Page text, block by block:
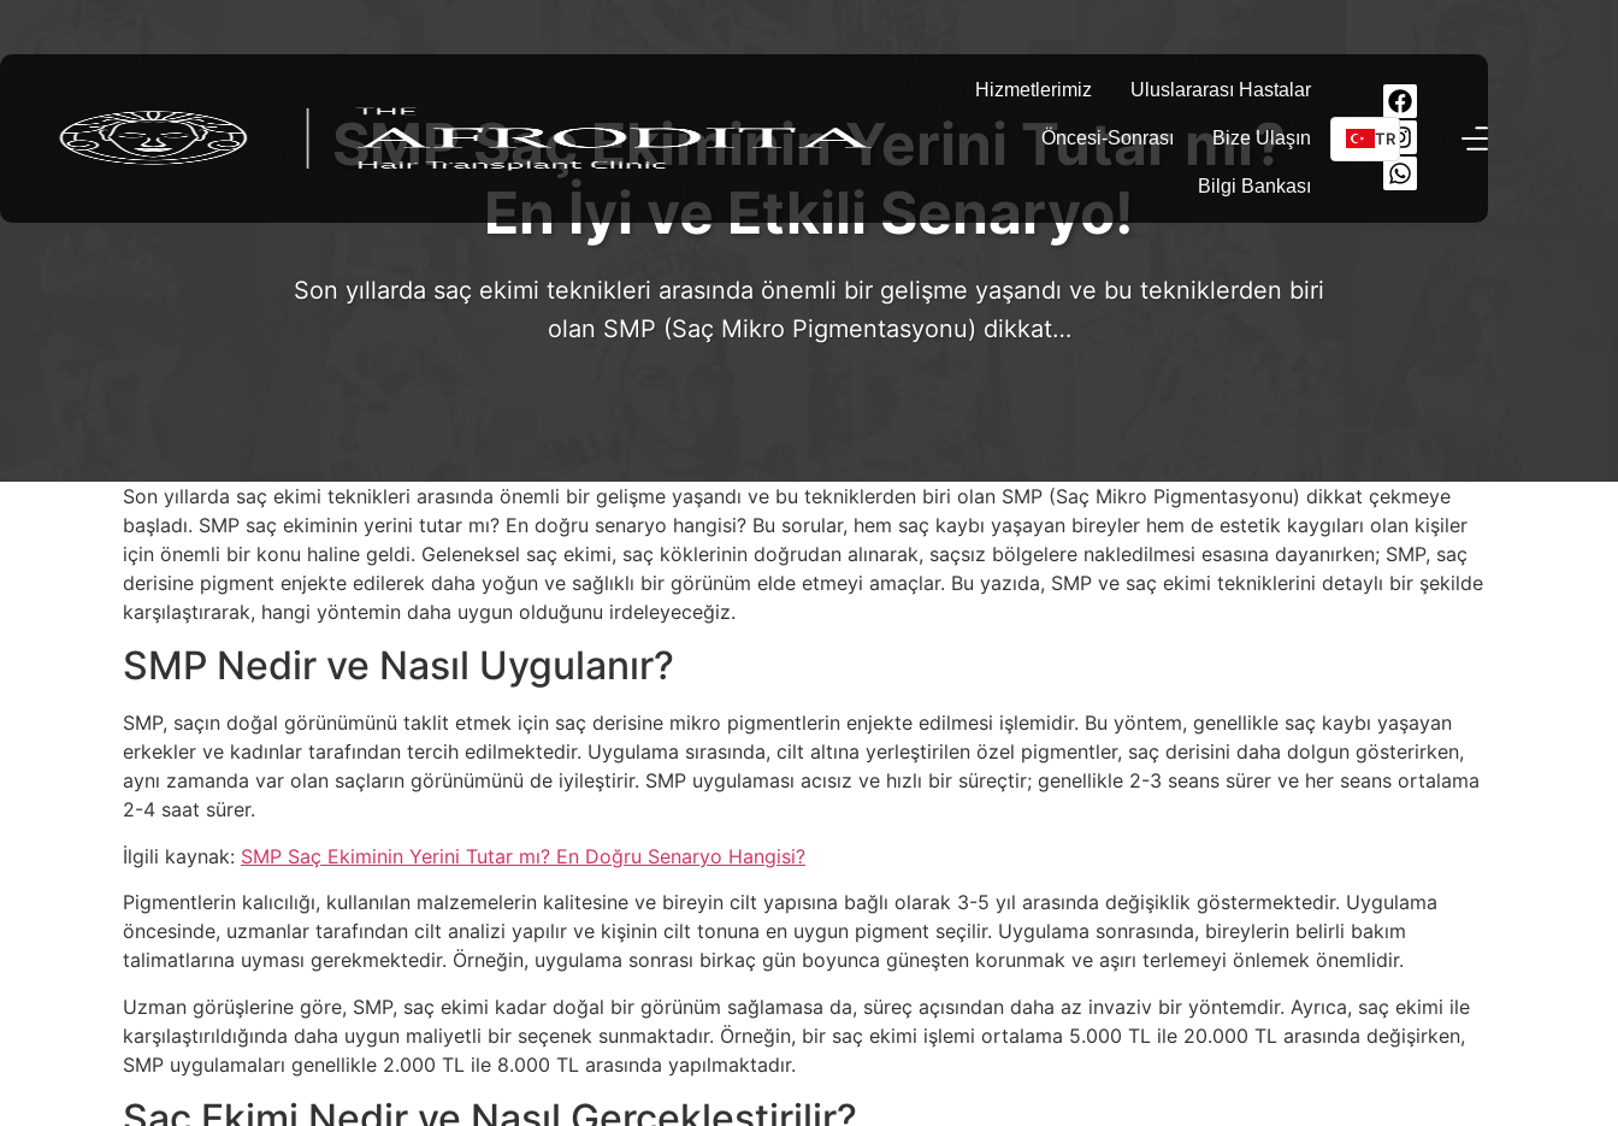
Hizmetlerimiz Uluslararası Hastalar
Öncesi-Sonrası Bize Ulaşın
Bilgi Bankası
TR
SMP Saç Ekiminin Yerini Tutar mı?
En İyi ve Etkili Senaryo!
Son yıllarda saç ekimi teknikleri arasında önemli bir gelişme yaşandı ve bu tekniklerden biri
olan SMP (Saç Mikro Pigmentasyonu) dikkat…
Son yıllarda saç ekimi teknikleri arasında önemli bir gelişme yaşandı ve bu tekniklerden biri olan SMP (Saç Mikro Pigmentasyonu) dikkat çekmeye
başladı. SMP saç ekiminin yerini tutar mı? En doğru senaryo hangisi? Bu sorular, hem saç kaybı yaşayan bireyler hem de estetik kaygıları olan kişiler
için önemli bir konu haline geldi. Geleneksel saç ekimi, saç köklerinin doğrudan alınarak, saçsız bölgelere nakledilmesi esasına dayanırken; SMP, saç
derisine pigment enjekte edilerek daha yoğun ve sağlıklı bir görünüm elde etmeyi amaçlar. Bu yazıda, SMP ve saç ekimi tekniklerini detaylı bir şekilde
karşılaştırarak, hangi yöntemin daha uygun olduğunu irdeleyeceğiz.
SMP Nedir ve Nasıl Uygulanır?
SMP, saçın doğal görünümünü taklit etmek için saç derisine mikro pigmentlerin enjekte edilmesi işlemidir. Bu yöntem, genellikle saç kaybı yaşayan
erkekler ve kadınlar tarafından tercih edilmektedir. Uygulama sırasında, cilt altına yerleştirilen özel pigmentler, saç derisini daha dolgun gösterirken,
aynı zamanda var olan saçların görünümünü de iyileştirir. SMP uygulaması acısız ve hızlı bir süreçtir; genellikle 2-3 seans sürer ve her seans ortalama
2-4 saat sürer.
İlgili kaynak: SMP Saç Ekiminin Yerini Tutar mı? En Doğru Senaryo Hangisi?
Pigmentlerin kalıcılığı, kullanılan malzemelerin kalitesine ve bireyin cilt yapısına bağlı olarak 3-5 yıl arasında değişiklik göstermektedir. Uygulama
öncesinde, uzmanlar tarafından cilt analizi yapılır ve kişinin cilt tonuna en uygun pigment seçilir. Uygulama sonrasında, bireylerin belirli bakım
talimatlarına uyması gerekmektedir. Örneğin, uygulama sonrası birkaç gün boyunca güneşten korunmak ve aşırı terlemeyi önlemek önemlidir.
Uzman görüşlerine göre, SMP, saç ekimi kadar doğal bir görünüm sağlamasa da, süreç açısından daha az invaziv bir yöntemdir. Ayrıca, saç ekimi ile
karşılaştırıldığında daha uygun maliyetli bir seçenek sunmaktadır. Örneğin, bir saç ekimi işlemi ortalama 5.000 TL ile 20.000 TL arasında değişirken,
SMP uygulamaları genellikle 2.000 TL ile 8.000 TL arasında yapılmaktadır.